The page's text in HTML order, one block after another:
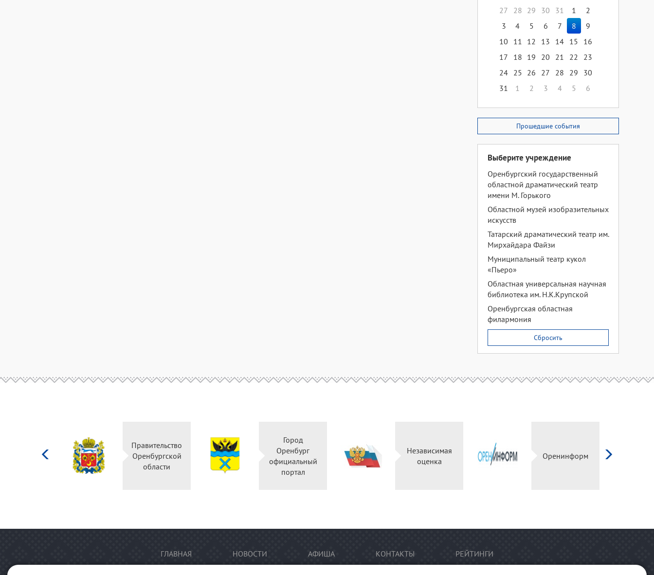
27
28 29 30 31 1
2
3
4 5 6 7 8
9
10
11 12 13 14 15
16
17
18 19 20 21 22
23
24 25 26 27 28 29
30
31
1 2 3 4 5 6
Прошедшие события
Выберите учреждение
Оренбургский государственный
областной драматический театр
имени М. Горького
Областной музей изобразительных
искусств
Татарский драматический театр им.
Мирхайдара Файзи
Муниципальный театр кукол
«Пьеро»
Областная универсальная научная
библиотека им. Н.К.Крупской
Оренбургская областная
филармония
Сбросить
Правительство
Оренбургской
области
Город
Оренбург
официальный
портал
Независимая
оценка
Оренинформ
ГЛАВНАЯ НОВОСТИ АФИША КОНТАКТЫ РЕЙТИНГИ